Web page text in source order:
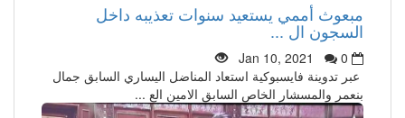
مبعوث أممي يستعيد سنوات تعذيبه داخل
السجون ال ...
Jan 10, 2021
0
عبر تدوينة فايسبوكية استعاد المناضل اليساري السابق جمال
بنعمر والمسشار الخاص السابق الامين الع ...